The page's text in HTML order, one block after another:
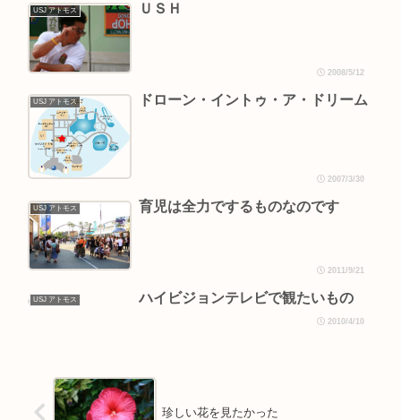
USJ アトモス ＵＳＨ
2008/5/12
USJ アトモス ドローン・イントゥ・ア・ドリーム
2007/3/30
USJ アトモス 育児は全力でするものなのです
2011/9/21
USJ アトモス ハイビジョンテレビで観たいもの
2010/4/10
珍しい花を見たかった